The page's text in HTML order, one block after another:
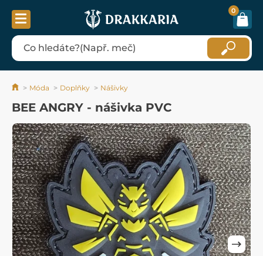
0
Móda Doplňky Nášivky
BEE ANGRY - nášivka PVC